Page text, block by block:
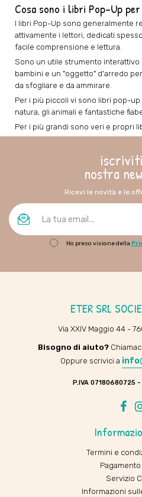
Cosa sono i libri Pop-Up per
I libri Pop-Up sono generalmente
attivamente i lettori, dedicati
facile comprensione e lettura.
Sono un utile strumento
bambini e un "oggetto" d'arredo
da sfogliare e da ammirare.
Per i più piccoli vi sono libri pop-
natura, gli animali e fantastiche
Per i più grandi sono veri e propri
nostra
Ricevi le novità e le
Ho preso visione della
ETER SRL
Via XXIV Maggio 44 -
Bisogno di aiuto?
Oppure scrivici a
P.IVA 07180680725
Termini e
Servizio
Informazioni